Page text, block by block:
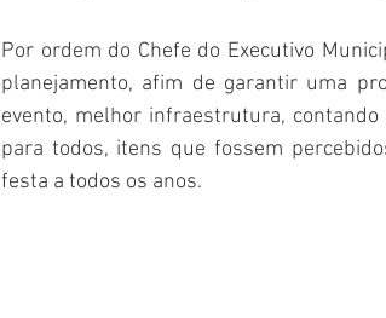
Por ordem do Chefe do Executivo
planejamento, afim de garantir uma
evento, melhor infraestrutura,
para todos, itens que fossem
festa a todos os anos.